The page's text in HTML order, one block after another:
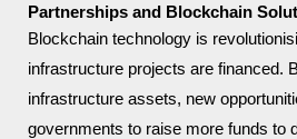
Partnerships and Blockchain
Blockchain technology is
infrastructure projects are financed.
infrastructure assets, new
governments to raise more funds to